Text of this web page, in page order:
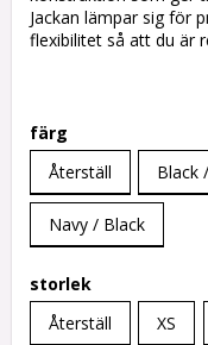
Jackan lämpar sig för
flexibilitet så att du är
färg
Återställ
Black
Navy / Black
storlek
Återställ
XS